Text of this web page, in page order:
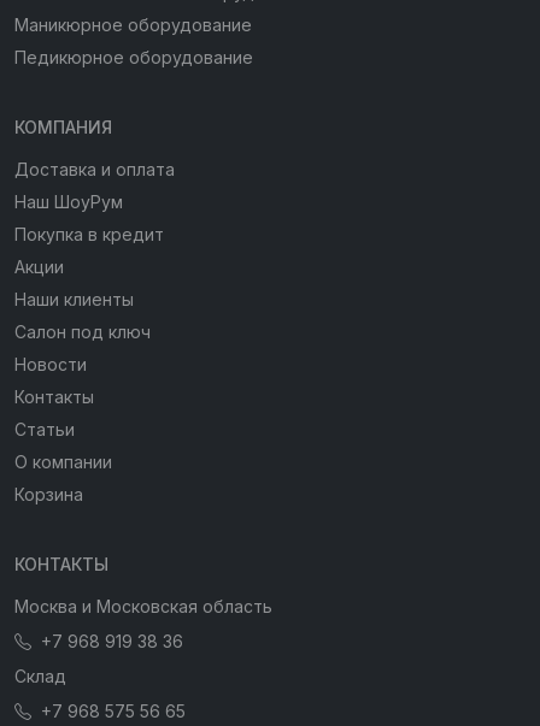
Маникюрное оборудование
Педикюрное оборудование
КОМПАНИЯ
Доставка и оплата
Наш ШоуРум
Покупка в кредит
Акции
Наши клиенты
Салон под ключ
Новости
Контакты
Статьи
О компании
Корзина
КОНТАКТЫ
Москва и Московская область
+7 968 919 38 36
Склад
+7 968 575 56 65